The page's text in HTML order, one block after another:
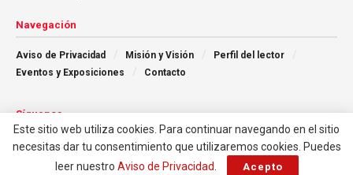
Navegación
Aviso de Privacidad Misión y Visión
Perfil del lector
Eventos y Exposiciones
Contacto
Síguenos
Este sitio web utiliza cookies. Para continuar navegando en el sitio
necesitas dar tu consentimiento que utilizaremos cookies. Puedes
leer nuestro Aviso de Privacidad Acepto